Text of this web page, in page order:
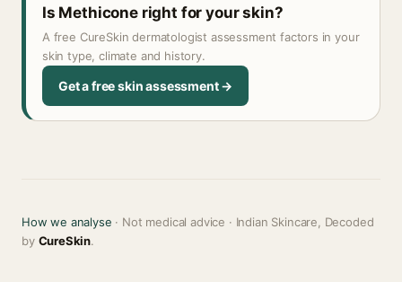
Is Methicone right for your skin?
A free CureSkin dermatologist assessment factors in your
skin type, climate and history.
Get a free skin assessment →
How we analyse · Not medical advice · Indian Skincare, Decoded
by CureSkin.